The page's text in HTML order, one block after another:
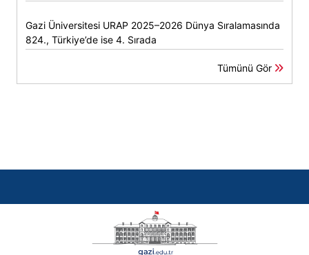
Gazi Üniversitesi URAP 2025–2026 Dünya Sıralamasında
824., Türkiye’de ise 4. Sırada
Tümünü Gör